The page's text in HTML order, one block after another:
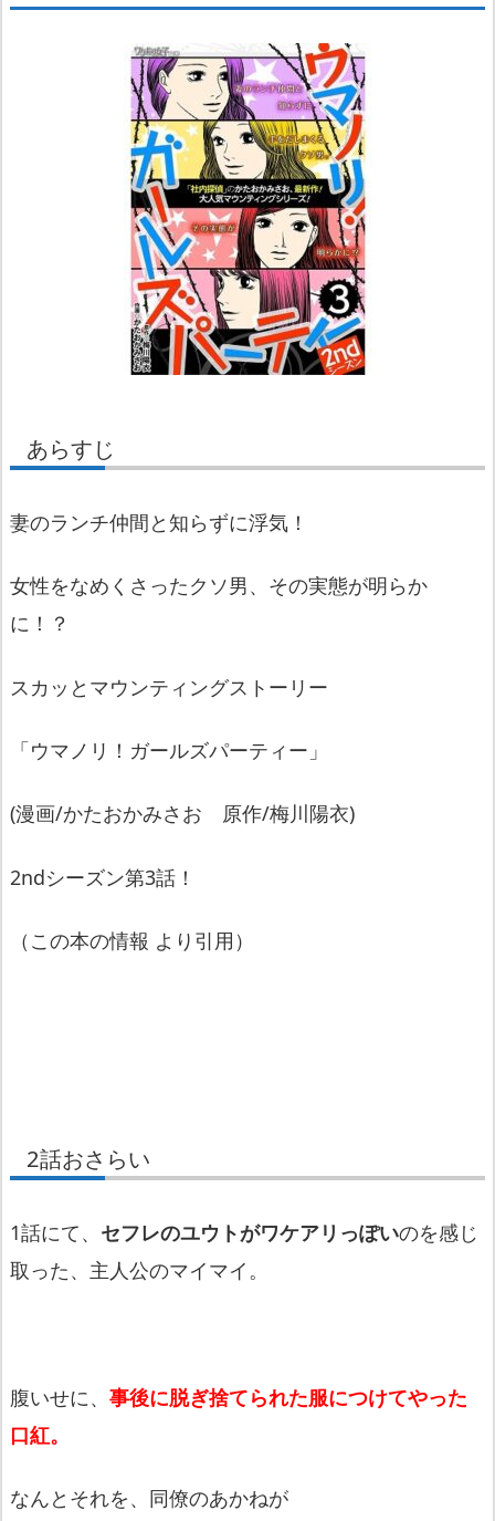
あらすじ
妻のランチ仲間と知らずに浮気！
女性をなめくさったクソ男、その実態が明らか
に！？
スカッとマウンティングストーリー
「ウマノリ！ガールズパーティー」
(漫画/かたおかみさお 原作/梅川陽衣)
2ndシーズン第3話！
（この本の情報 より引用）
2話おさらい
1話にて、 セフレのユウトがワケアリっぽいのを感じ
取った、主人公のマイマイ。
腹いせに、 事後に脱ぎ捨てられた服につけてやった
口紅。
なんとそれを、同僚のあかねが